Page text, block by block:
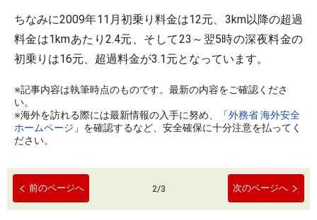
ちなみに2009年11月初乗り料金は12元、3km以降の超過
料金は1kmあたり2.4元、そして23～翌5時の深夜料金の
初乗りは16元、超過料金が3.1元となっています。
※記事内容は執筆時点のものです。最新の内容をご確認くださ
い。
※海外を訪れる際には最新情報の入手に努め、「外務省 海外安全
ホームページ 」を確認するなど、安全確保に十分注意を払ってく
ださい。
前のページへ 2/3 次のページへ